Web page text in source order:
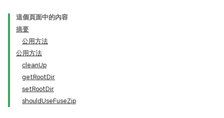
這個頁面中的內容
摘要
公用方法
公用方法
cleanUp
getRootDir
setRootDir
shouldUseFuseZip